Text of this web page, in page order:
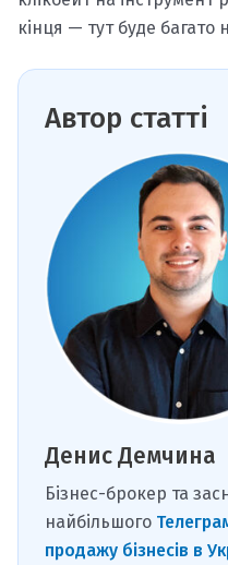
кінця — тут буде багато
Автор статті
Денис Демчина
Бізнес-брокер та
найбільшого
продажу бізнесів в